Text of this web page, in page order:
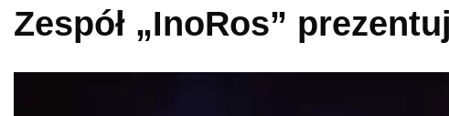
Zespół „InoRos”